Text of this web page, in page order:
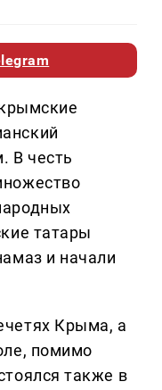
В честь
татары
и начали
Крыма, а
помимо
также в